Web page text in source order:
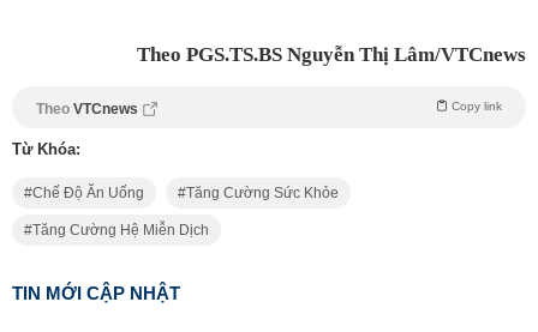
Theo PGS.TS.BS Nguyễn Thị Lâm/VTCnews
Theo VTCnews Copy link
Từ Khóa:
Chế Độ Ăn Uống Tăng Cường Sức Khỏe
Tăng Cường Hệ Miễn Dịch
TIN MỚI CẬP NHẬT